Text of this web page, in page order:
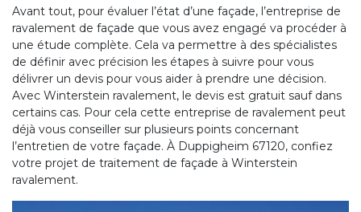
Avant tout, pour évaluer l’état d’une façade, l’entreprise de
ravalement de façade que vous avez engagé va procéder à
une étude complète. Cela va permettre à des spécialistes
de définir avec précision les étapes à suivre pour vous
délivrer un devis pour vous aider à prendre une décision.
Avec Winterstein ravalement, le devis est gratuit sauf dans
certains cas. Pour cela cette entreprise de ravalement peut
déjà vous conseiller sur plusieurs points concernant
l’entretien de votre façade. À Duppigheim 67120, confiez
votre projet de traitement de façade à Winterstein
ravalement.